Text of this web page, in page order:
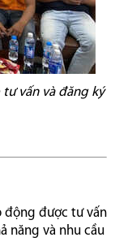
vấn và đăng ký
động được tư vấn
năng và nhu cầu